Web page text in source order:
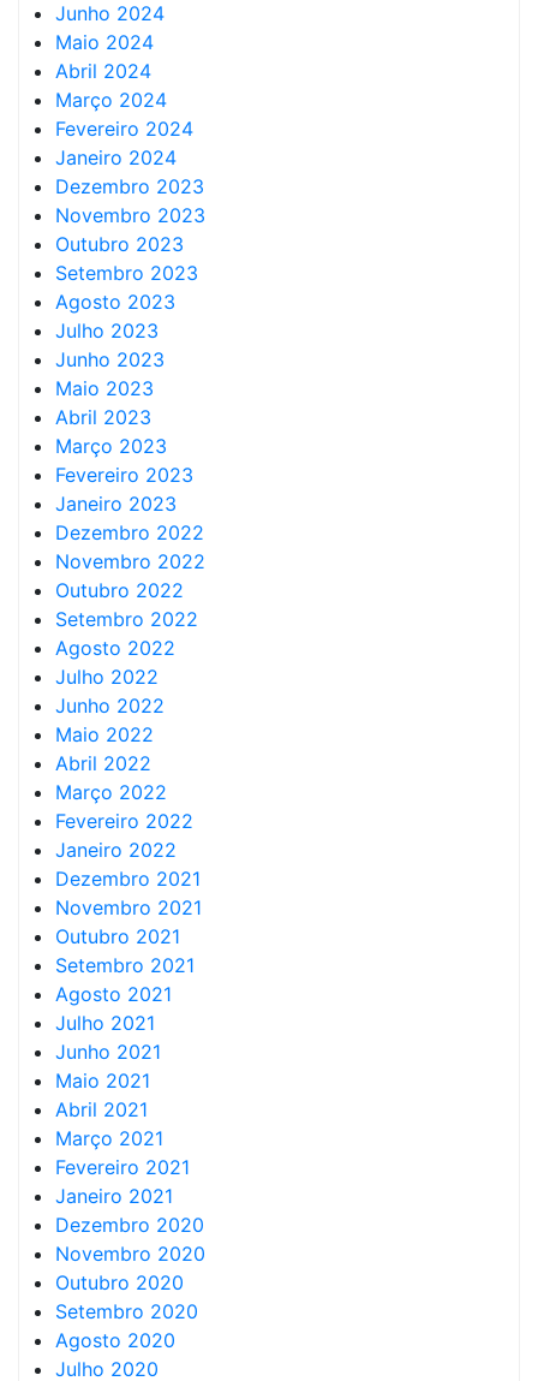
Junho 2024
Maio 2024
Abril 2024
Março 2024
Fevereiro 2024
Janeiro 2024
Dezembro 2023
Novembro 2023
Outubro 2023
Setembro 2023
Agosto 2023
Julho 2023
Junho 2023
Maio 2023
Abril 2023
Março 2023
Fevereiro 2023
Janeiro 2023
Dezembro 2022
Novembro 2022
Outubro 2022
Setembro 2022
Agosto 2022
Julho 2022
Junho 2022
Maio 2022
Abril 2022
Março 2022
Fevereiro 2022
Janeiro 2022
Dezembro 2021
Novembro 2021
Outubro 2021
Setembro 2021
Agosto 2021
Julho 2021
Junho 2021
Maio 2021
Abril 2021
Março 2021
Fevereiro 2021
Janeiro 2021
Dezembro 2020
Novembro 2020
Outubro 2020
Setembro 2020
Agosto 2020
Julho 2020